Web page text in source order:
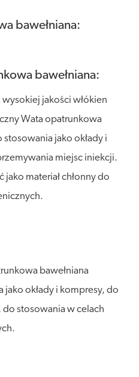
bawełniana:
bawełniana:
jakości włókien
Wata opatrunkowa
stosowania jako okłady i
miejsc iniekcji.
materiał chłonny do
bawełniana
okłady i kompresy, do
stosowania w celach